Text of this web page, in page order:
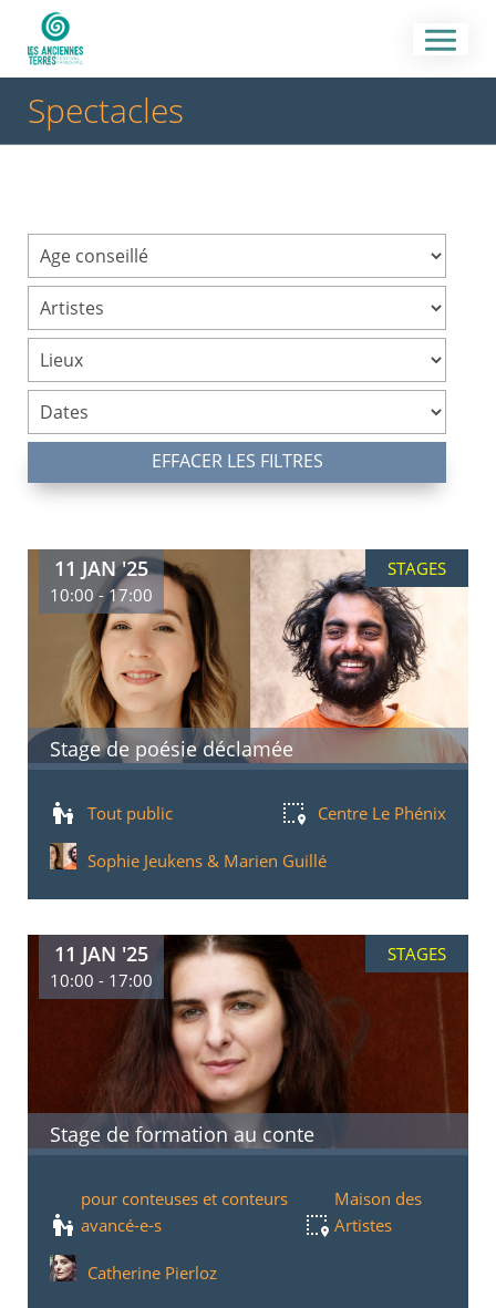
Spectacles
EFFACER LES FILTRES
Stage de poésie déclamée
11 JAN '25
10:00 - 17:00
STAGES
Tout public Centre Le Phénix
Sophie Jeukens & Marien Guillé
Stage de formation au conte
11 JAN '25
10:00 - 17:00
STAGES
pour conteuses et conteurs
avancé-e-s
Maison des
Artistes
Catherine Pierloz